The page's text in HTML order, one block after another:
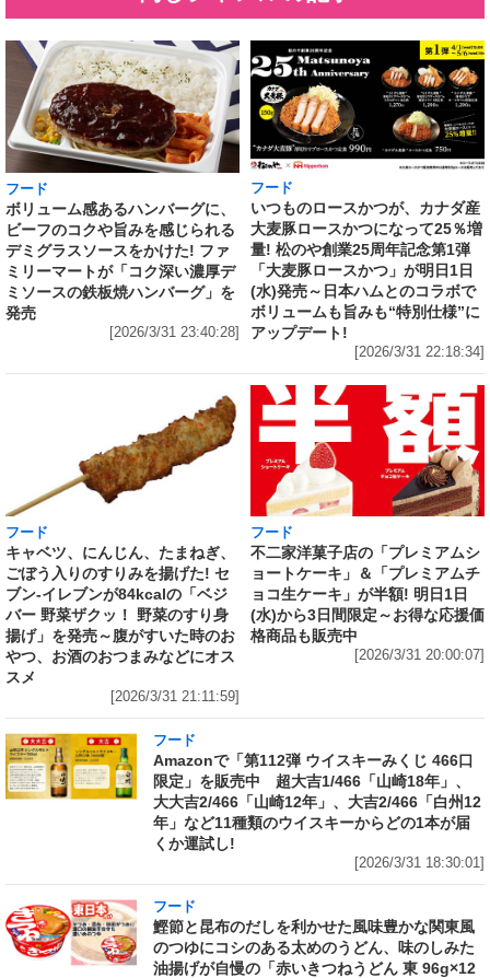
フード
ボリューム感あるハンバーグに、
ビーフのコクや旨みを感じられる
デミグラスソースをかけた! ファ
ミリーマートが「コク深い濃厚デ
ミソースの鉄板焼ハンバーグ」を
発売
[2026/3/31 23:40:28]
フード
いつものロースかつが、カナダ産
大麦豚ロースかつになって25％増
量! 松のや創業25周年記念第1弾
「大麦豚ロースかつ」が明日1日
(水)発売～日本ハムとのコラボで
ボリュームも旨みも“特別仕様”に
アップデート!
[2026/3/31 22:18:34]
フード
キャベツ、にんじん、たまねぎ、
ごぼう入りのすりみを揚げた! セ
ブン‐イレブンが84kcalの「ベジ
バー 野菜ザクッ！ 野菜のすり身
揚げ」を発売～腹がすいた時のお
やつ、お酒のおつまみなどにオス
スメ
[2026/3/31 21:11:59]
フード
不二家洋菓子店の「プレミアムシ
ョートケーキ」＆「プレミアムチ
ョコ生ケーキ」が半額! 明日1日
(水)から3日間限定～お得な応援価
格商品も販売中
[2026/3/31 20:00:07]
フード
Amazonで「第112弾 ウイスキーみくじ 466口
限定」を販売中 超大吉1/466「山崎18年」、
大大吉2/466「山崎12年」、大吉2/466「白州12
年」など11種類のウイスキーからどの1本が届
くか運試し!
[2026/3/31 18:30:01]
フード
鰹節と昆布のだしを利かせた風味豊かな関東風
のつゆにコシのある太めのうどん、味のしみた
油揚げが自慢の「赤いきつねうどん 東 96g×12